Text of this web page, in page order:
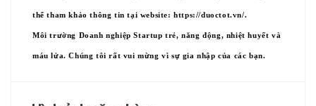
thể tham khảo thông tin tại website: https://duoctot.vn/.
Môi trường Doanh nghiệp Startup trẻ, năng động, nhiệt huyết và
máu lửa. Chúng tôi rất vui mừng vì sự gia nhập của các bạn.